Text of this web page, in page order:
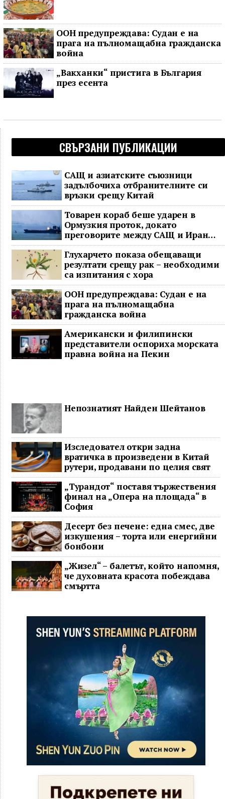
ООН предупреждава: Судан е на
прага на пълномащабна гражданска
война
„Вакханки“ пристига в България
през есента
СВЪРЗАНИ ПУБЛИКАЦИИ
САЩ и азиатските съюзници
задълбочиха отбранителните си
връзки срещу Китай
Товарен кораб беше ударен в
Ормузкия проток, докато
преговорите между САЩ и Иран
останаха в безизходица
Глухарчето показа обещаващи
резултати срещу рак – необходими
са изпитания с хора
ООН предупреждава: Судан е на
прага на пълномащабна
гражданска война
Американски и филипински
представители оспориха морската
правна война на Пекин
Непознатият Найден Шейтанов
Изследовател откри задна
вратичка в произведени в Китай
рутери, продавани по целия свят
„Турандот“ поставя тържествения
финал на „Опера на площада“ в
София
Десерт без печене: една смес, две
изкушения – торта или енергийни
бонбони
„Жизел“ – балетът, който напомня,
че духовната красота побеждава
смъртта